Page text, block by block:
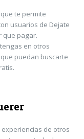
te permite
usuarios de Dejate
que pagar.
en otros
puedan buscarte
de otros